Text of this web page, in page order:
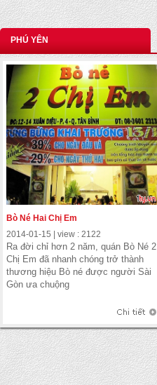
PHÚ YÊN
Bò Né Hai Chị Em
2014-01-15 | view : 2122
Ra đời chỉ hơn 2 năm, quán Bò Né 2
Chị Em đã nhanh chóng trở thành
thương hiệu Bò né được người Sài
Gòn ưa chuộng